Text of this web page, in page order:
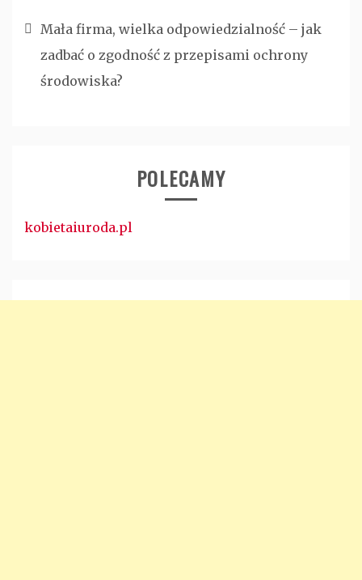
Mała firma, wielka odpowiedzialność – jak
zadbać o zgodność z przepisami ochrony
środowiska?
POLECAMY
kobietaiuroda.pl